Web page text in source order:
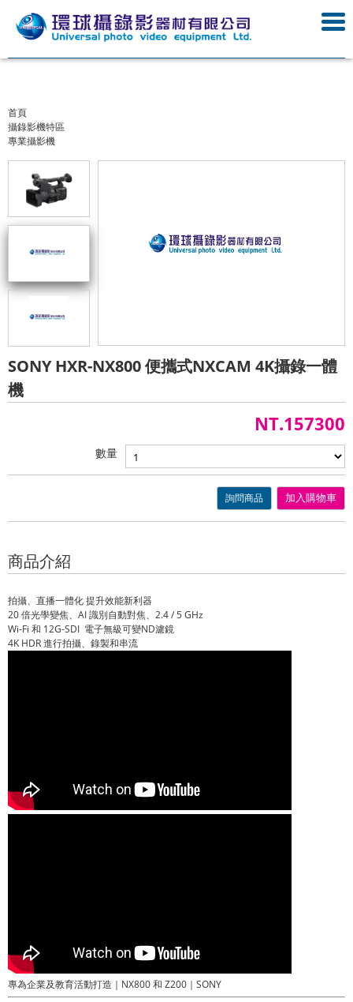
首頁
攝錄影機特區
專業攝影機
SONY HXR-NX800 便攜式NXCAM 4K攝錄一體
機
NT.157300
數量
詢問商品 加入購物車
商品介紹
拍攝、直播一體化 提升效能新利器
20 倍光學變焦、AI 識別自動對焦、2.4 / 5 GHz
Wi-Fi 和 12G-SDI 電子無級可變ND濾鏡
4K HDR 進行拍攝、錄製和串流
專為企業及教育活動打造｜NX800 和 Z200｜SONY